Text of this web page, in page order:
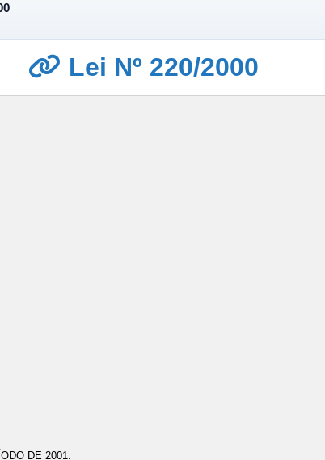
Lei Nº 220/2000
DE 2001.